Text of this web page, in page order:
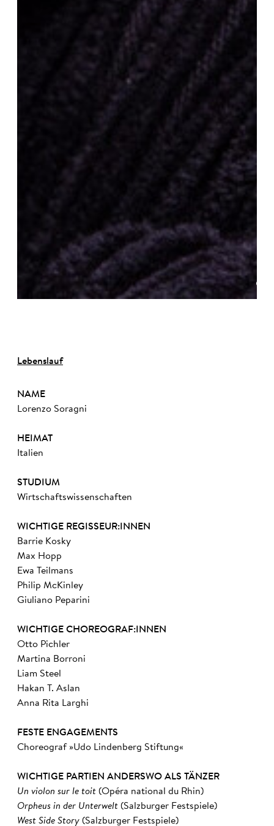
©
Lebenslauf
NAME
Lorenzo Soragni
HEIMAT
Italien
STUDIUM
Wirtschaftswissenschaften
WICHTIGE REGISSEUR:INNEN
Barrie Kosky
Max Hopp
Ewa Teilmans
Philip McKinley
Giuliano Peparini
WICHTIGE CHOREOGRAF:INNEN
Otto Pichler
Martina Borroni
Liam Steel
Hakan T. Aslan
Anna Rita Larghi
FESTE ENGAGEMENTS
Choreograf »Udo Lindenberg Stiftung«
WICHTIGE PARTIEN ANDERSWO ALS TÄNZER
Un violon sur le toit (Opéra national du Rhin)
Orpheus in der Unterwelt (Salzburger Festspiele)
West Side Story (Salzburger Festspiele)